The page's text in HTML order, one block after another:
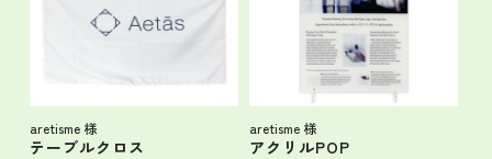
aretisme 様
テーブルクロス
aretisme 様
アクリルPOP